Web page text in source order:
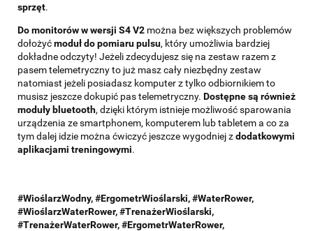
sprzęt.
Do monitorów w wersji S4 V2 można bez większych problemów
dołożyćmoduł do pomiaru pulsu, który umożliwia bardziej
dokładne odczyty! Jeżeli zdecydujesz się na zestaw razem z
pasem telemetryczny to już masz cały niezbędny zestaw
natomiast jeżeli posiadasz komputer z tylko odbiornikiem to
musisz jeszcze dokupić pas telemetryczny. Dostępne są również
moduły bluetooth, dzięki którym istnieje możliwość sparowania
urządzenia ze smartphonem, komputerem lub tabletem a co za
tym dalej idzie można ćwiczyć jeszcze wygodniej zdodatkowymi
aplikacjami treningowymi.
#WioślarzWodny, #ErgometrWioślarski, #WaterRower,
#WioślarzWaterRower, #TrenażerWioślarski,
#TrenażerWaterRower, #ErgometrWaterRower,